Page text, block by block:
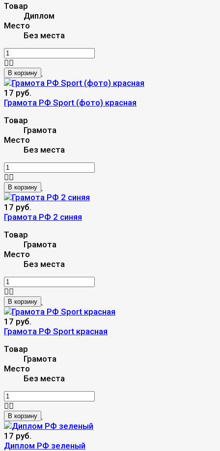
Товар
Диплом
Место
Без места
В корзину
17 руб.
Грамота РФ Sport (фото) красная
Товар
Грамота
Место
Без места
В корзину
17 руб.
Грамота РФ 2 синяя
Товар
Грамота
Место
Без места
В корзину
17 руб.
Грамота РФ Sport красная
Товар
Грамота
Место
Без места
В корзину
17 руб.
Диплом РФ зеленый